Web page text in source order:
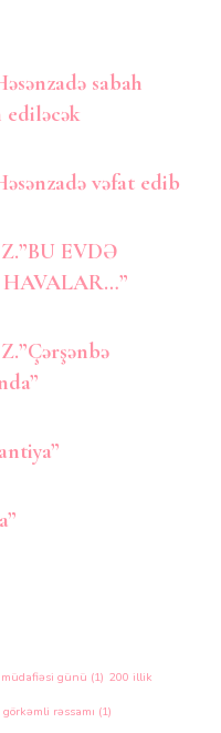
sabah
ediləcək
vəfat edib
EVDƏ
günü (1) 200 illik
rəssamı (1)